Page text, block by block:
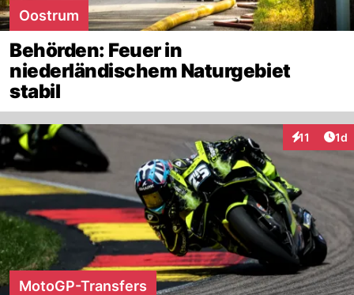
Oostrum
Behörden: Feuer in
niederländischem Naturgebiet
stabil
11 1d
MotoGP-Transfers